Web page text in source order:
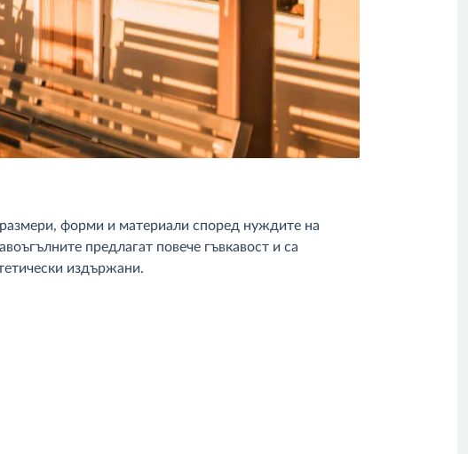
форми и материали според нуждите на
предлагат повече гъвкавост и са
издържани.